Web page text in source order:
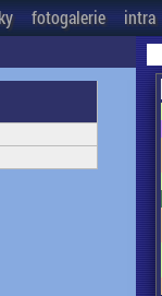
fotogalerie intra